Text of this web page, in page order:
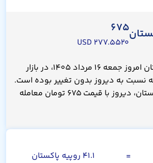
۶۷۵
۲۷۷.۵۵۲۰ USD
قیمت روپیه پاکستان امروز جمعه ۱۶ مرداد ۱۴۰۵، در بازار
که نسبت به دیروز بدون تغییر بوده است.
هر واحد روپیه پاکستان، دیروز با قیمت ۶۷۵ تومان معامله
=
۴۱.۱ روپیه پاکستان